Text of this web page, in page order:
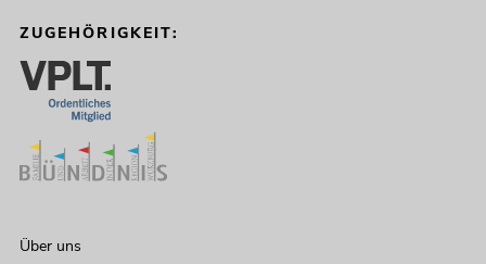
ZUGEHÖRIGKEIT:
Über uns